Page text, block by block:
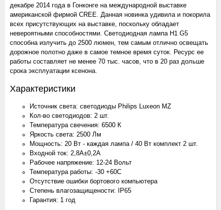
декабре 2014 года в Гонконге на международной выставке
американской фирмой CREE. Данная новинка удивила и покорила
всех присутствующих на выставке, поскольку обладает
невероятными способностями. Светодиодная лампа H1 G5
способна излучить до 2500 люмен, тем самым отлично освещать
дорожное полотно даже в самое темное время суток. Ресурс ее
работы составляет не менее 70 тыс. часов, что в 20 раз дольше
срока эксплуатации ксенона.
Характеристики
Источник света: светодиоды Philips Luxeon MZ
Кол-во светодиодов: 2 шт.
Температура свечения: 6500 К
Яркость света: 2500 Лм
Мощность: 20 Вт - каждая лампа / 40 Вт комплект 2 шт.
Входной ток: 2,8А±0,2A
Рабочее напряжение: 12-24 Вольт
Температура работы: -30 +60С
Отсутствие ошибки бортового компьютера
Степень влагозащищености: IP65
Гарантия: 1 год